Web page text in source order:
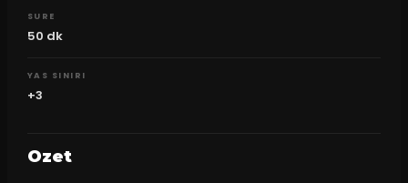
SURE
50 dk
YAS SINIRI
+3
Ozet